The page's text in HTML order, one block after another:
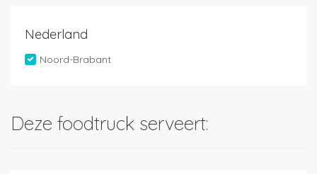
Nederland
Noord-Brabant
Deze foodtruck serveert: